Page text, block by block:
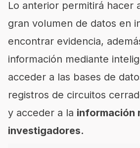
Lo anterior permitirá hacer
gran volumen de datos en
encontrar evidencia,
información mediante
acceder a las bases de
registros de circuitos
y acceder a la información
investigadores.